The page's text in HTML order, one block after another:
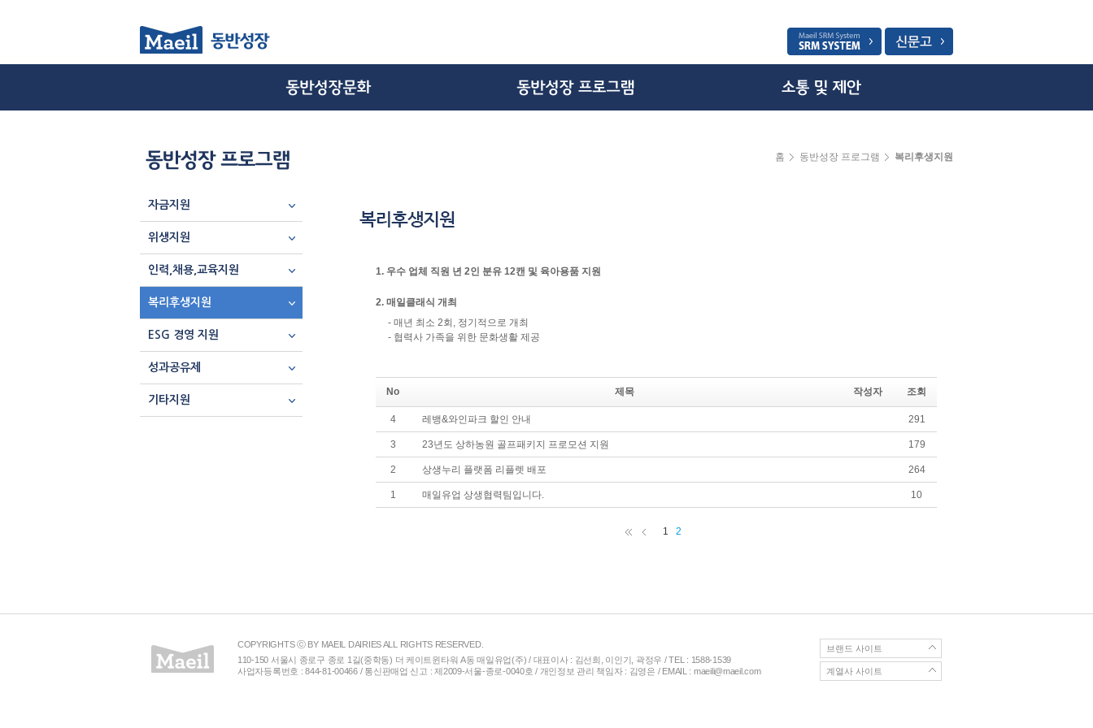
자금지원
위생지원
인력,채용,교육지원
복리후생지원
ESG 경영 지원
성과공유제
기타지원
홈 동반성장 프로그램 복리후생지원
1. 우수 업체 직원 년 2인 분유 12캔 및 육아용품 지원
2. 매일클래식 개최
- 매년 최소 2회, 정기적으로 개최
- 협력사 가족을 위한 문화생활 제공
No 제목 작성자 조회
4 레뱅&와인파크 할인 안내 291
3 23년도 상하농원 골프패키지 프로모션 지원 179
2 상생누리 플랫폼 리플렛 배포 264
1 매일유업 상생협력팀입니다. 10
1 2
COPYRIGHTS ⓒ BY MAEIL DAIRIES ALL RIGHTS RESERVED.
110-150 서울시 종로구 종로 1길(중학동) 더 케이트윈타워 A동 매일유업(주) / 대표이사 : 김선희, 이인기, 곽정우 / TEL : 1588-1539
사업자등록번호 : 844-81-00466 / 통신판매업 신고 : 제2009-서울-종로-0040호 / 개인정보 관리 책임자 : 김영은 / EMAIL : maeili@maeil.com
브랜드 사이트
계열사 사이트